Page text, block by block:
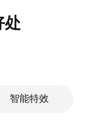
处
智能特效